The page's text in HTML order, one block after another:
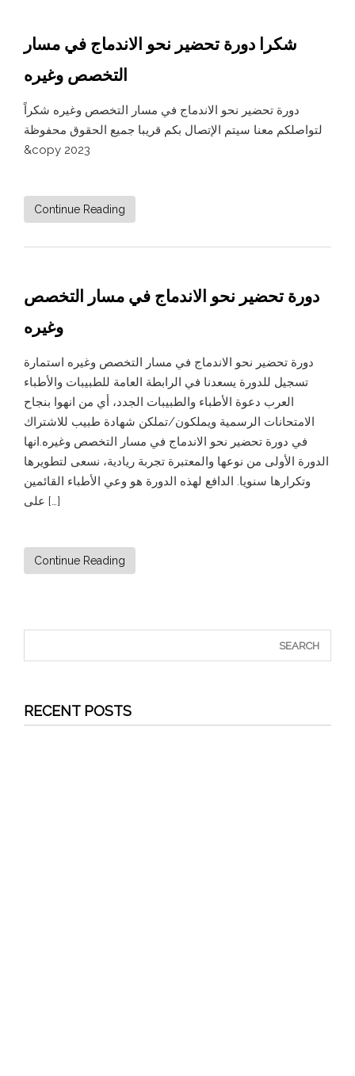
شكرا دورة تحضير نحو الاندماج في مسار
التخصص وغيره
دورة تحضير نحو الاندماج في مسار التخصص وغيره شكراً
لتواصلكم معنا سيتم الإتصال بكم قريبا جميع الحقوق محفوظة
&copy 2023
Continue Reading
دورة تحضير نحو الاندماج في مسار التخصص
وغيره
دورة تحضير نحو الاندماج في مسار التخصص وغيره استمارة
تسجيل للدورة يسعدنا في الرابطة العامة للطبيبات والأطباء
العرب دعوة الأطباء والطبيبات الجدد، أي من انهوا بنجاح
الامتحانات الرسمية ويملكون/تملكن شهادة طبيب للاشتراك
في دورة تحضير نحو الاندماج في مسار التخصص وغيره.انها
الدورة الأولى من نوعها والمعتبرة تجربة ريادية، نسعى لتطويرها
وتكرارها سنويا. الدافع لهذه الدورة هو وعي الأطباء القائمين
على […]
Continue Reading
RECENT POSTS